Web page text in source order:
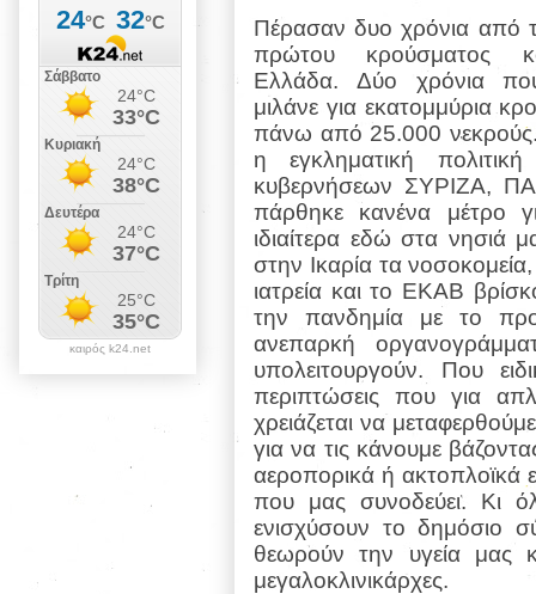
Πέρασαν δυο χρόνια από
πρώτου κρούσματος
Ελλάδα. Δύο χρόνια
μιλάνε για εκατομμύρια
πάνω από 25.000
η εγκληματική
κυβερνήσεων ΣΥΡΙΖΑ,
πάρθηκε κανένα μέτρο
ιδιαίτερα εδώ στα νησιά
στην Ικαρία τα
ιατρεία και το ΕΚΑΒ
την πανδημία με το
ανεπαρκή
υπολειτουργούν. Που
περιπτώσεις που για
χρειάζεται να
για να τις κάνουμε
αεροπορικά ή ακτοπλοϊκά
που μας συνοδεύει. Κι
ενισχύσουν το δημόσιο
θεωρούν την υγεία μας
μεγαλοκλινικάρχες.
καιρός k24.net